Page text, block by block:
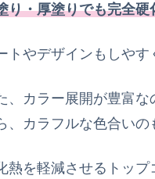
り・厚塗りでも完全
トやデザインもしやす
、カラー展開が豊富
、カラフルな色合いの
熱を軽減させるトッ